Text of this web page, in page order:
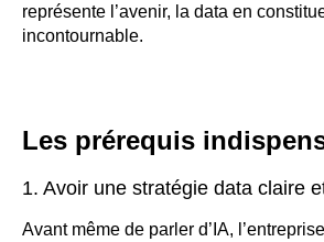
représente l’avenir, la data en
incontournable.
Les prérequis
1. Avoir une stratégie data claire
Avant même de parler d’IA,